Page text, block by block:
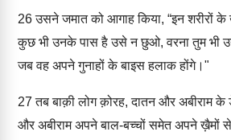
26उसने जमात को आगाह किया, “इन शरीरों
कुछ भी उनके पास है उसे न छुओ, वरना तुम भी
जब वह अपने गुनाहों के बाइस हलाक होंगे।"
27 तब बाक़ी लोग क़ोरह, दातन और अबीराम के
और अबीराम अपने बाल-बच्चों समेत अपने ख़ैमों